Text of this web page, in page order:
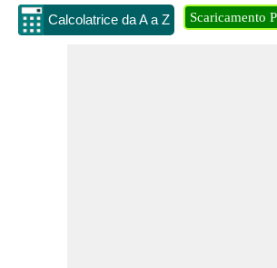
Calcolatrice da A a Z Scaricamento